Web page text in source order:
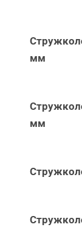
мм
мм